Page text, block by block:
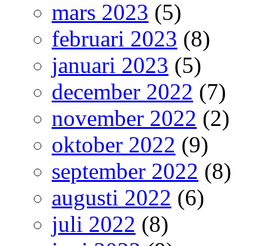
mars 2023 (5)
februari 2023 (8)
januari 2023 (5)
december 2022 (7)
november 2022 (2)
oktober 2022 (9)
september 2022 (8)
augusti 2022 (6)
juli 2022 (8)